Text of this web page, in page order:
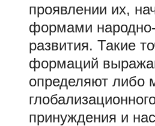
проявлении их,
формами народно-
развития. Такие
формаций
определяют либо
принуждения и